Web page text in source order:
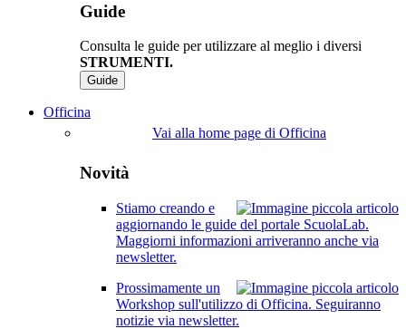
Guide
Consulta le guide per utilizzare al meglio i diversi
STRUMENTI.
Guide
Officina
Vai alla home page di Officina
Novità
Stiamo creando e
aggiornando le guide del portale ScuolaLab.
Maggiorni informazioni arriveranno anche via
newsletter.
Prossimamente un
Workshop sull'utilizzo di Officina. Seguiranno
notizie via newsletter.